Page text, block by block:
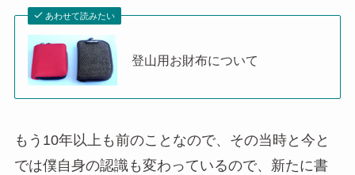
あわせて読みたい
登山用お財布について
もう10年以上も前のことなので、その当時と今と
では僕自身の認識も変わっているので、新たに書